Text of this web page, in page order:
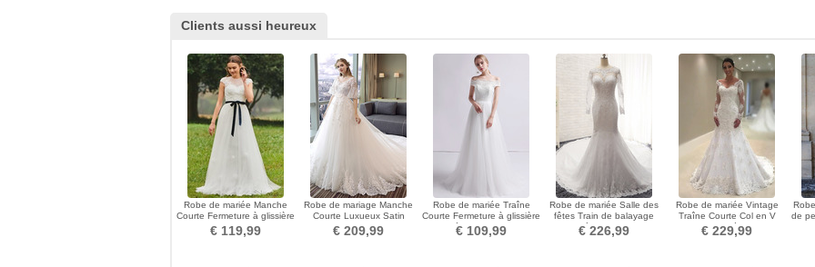
Clients aussi heureux
Robe de mariée Manche
Courte Fermeture à glissière
Petit collier circulaire
€ 119,99
Robe de mariage Manche
Courte Luxueux Satin
Naturel taille A-ligne
€ 209,99
Robe de mariée Traîne
Courte Fermeture à glissière
Médium Dentelle
€ 109,99
Robe de mariée Salle des
fêtes Train de balayage
Sirène Dos nu
€ 226,99
Robe de mariée Vintage
Traîne Courte Col en V
Manche Aérienne
€ 229,99
de